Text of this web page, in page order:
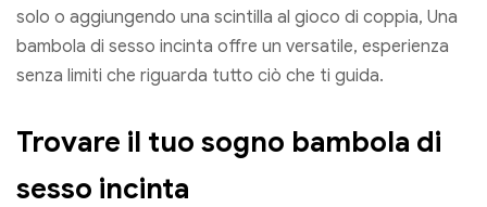
solo o aggiungendo una scintilla al gioco di coppia, Una
bambola di sesso incinta offre un versatile, esperienza
senza limiti che riguarda tutto ciò che ti guida.
Trovare il tuo sogno bambola di
sesso incinta